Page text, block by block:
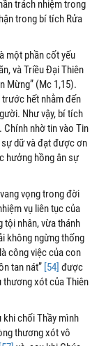
trách nhiệm trong
trong bí tích Rửa
một phần cốt yếu
và Triều Đại Thiên
Mừng” (Mc 1,15).
trước hết nhằm đến
Như vậy, bí tích
Chính nhờ tin vào Tin
dữ và đạt được ơn
hưởng hồng ân sự
vọng trong đời
vụ liên tục của
tội nhân, vừa thánh
không ngừng thống
công việc của con
tan nát” [54] được
thương xót của Thiên
khi chối Thầy mình
thương xót vô